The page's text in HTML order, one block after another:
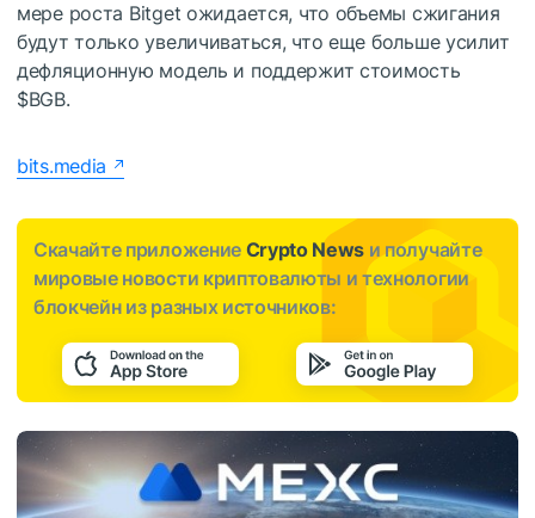
мере роста Bitget ожидается, что объемы сжигания
будут только увеличиваться, что еще больше усилит
дефляционную модель и поддержит стоимость
$BGB.
bits.media
Скачайте приложение Crypto News и получайте
мировые новости криптовалюты и технологии
блокчейн из разных источников: